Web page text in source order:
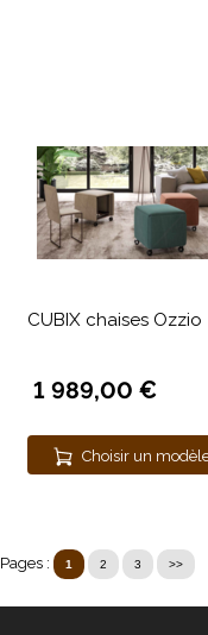
CUBIX chaises Ozzio
1 989,00 €
Choisir un
Pages : 1 2 3 >>